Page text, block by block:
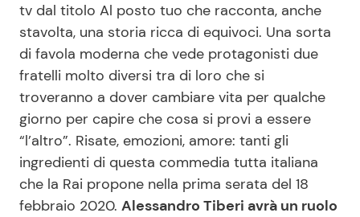
Mondo Mamma
News benessere
Salute
Viaggi e Turismo
Festività
Le Ricette in TV
Primi Piatti
Ricette Facili e Veloci
Ricette Feste
Ricette per Bambini
tv dal titolo Al posto tuo che racconta, anche
stavolta, una storia ricca di equivoci. Una sorta
di favola moderna che vede protagonisti due
fratelli molto diversi tra di loro che si
troveranno a dover cambiare vita per qualche
giorno per capire che cosa si provi a essere
“l’altro”. Risate, emozioni, amore: tanti gli
ingredienti di questa commedia tutta italiana
che la Rai propone nella prima serata del 18
febbraio 2020. Alessandro Tiberi avrà un ruolo